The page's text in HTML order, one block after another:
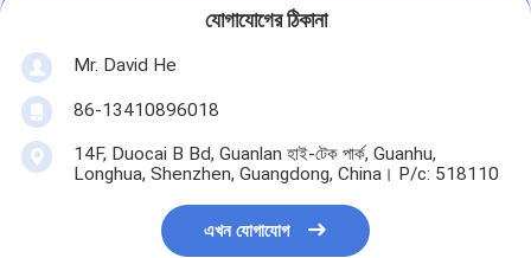
যোগাযোগের ঠিকানা
Mr. David He
86-13410896018
14F, Duocai B Bd, Guanlan হাই-টেক পার্ক, Guanhu,
Longhua, Shenzhen, Guangdong, China। P/c: 518110
এখন যোগাযোগ